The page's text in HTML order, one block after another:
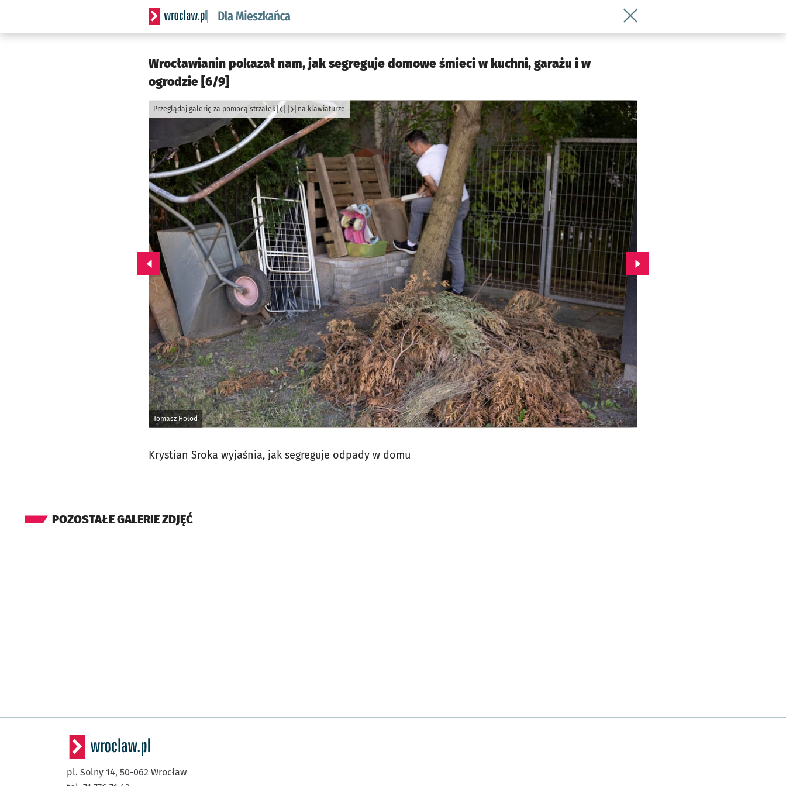
Serwis informacyjny wroclaw.pl podserwis: Dla mieszkańca
Wróć do artykułu Wrocławianin
Wrocławianin pokazał nam, jak segreguje domowe śmieci w kuchni, garażu i w
ogrodzie [6/9]
Tomasz Hołod
Przeglądaj galerię za pomocą strzałek na klawiaturze
Przejdź do poprzedniego zdjęcia. Przejdź do kolejnego zdjęcia.
Krystian Sroka wyjaśnia, jak segreguje odpady w domu
POZOSTAŁE GALERIE ZDJĘĆ
pl. Solny 14, 50-062 Wrocław